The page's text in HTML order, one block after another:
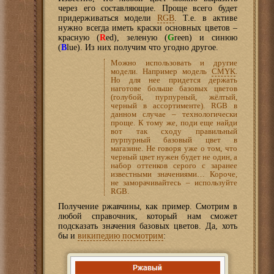
через его составляющие. Проще всего будет
придерживаться модели RGB. Т.е. в активе
нужно всегда иметь краски основных цветов –
красную (Red), зеленую (Green) и синюю
(Blue). Из них получим что угодно другое.
Можно использовать и другие
модели. Например модель CMYK.
Но для нее придется держать
наготове больше базовых цветов
(голубой, пурпурный, жёлтый,
черный в ассортименте). RGB в
данном случае – технологически
проще. К тому же, поди еще найди
вот так сходу правильный
пурпурный базовый цвет в
магазине. Не говоря уже о том, что
черный цвет нужен будет не один, а
набор оттенков серого с заранее
известными значениями… Короче,
не заморачивайтесь – используйте
RGB.
Получение ржавчины, как пример. Смотрим в
любой справочник, который нам сможет
подсказать значения базовых цветов. Да, хоть
бы и википедию посмотрим: